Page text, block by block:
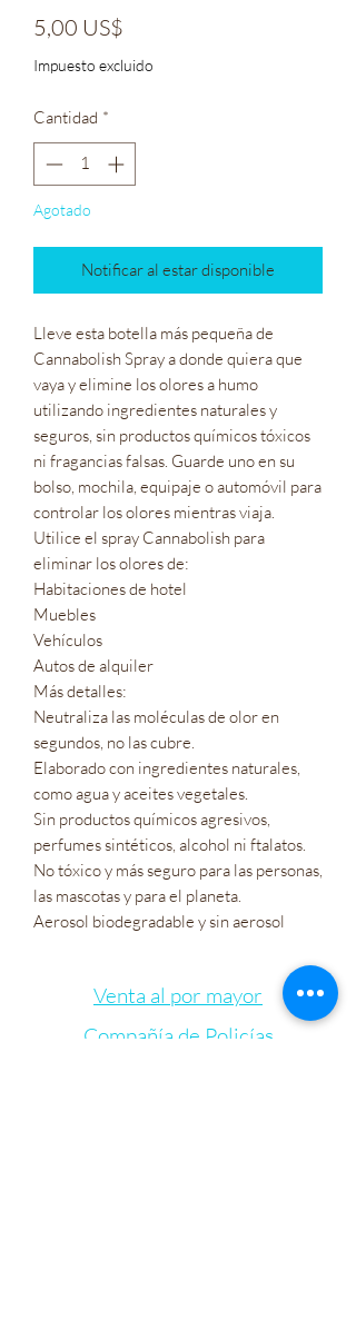
5,00 US$
Impuesto excluido
Cantidad *
Agotado
Notificar al estar disponible
Lleve esta botella más pequeña de
Cannabolish Spray a donde quiera que
vaya y elimine los olores a humo
utilizando ingredientes naturales y
seguros, sin productos químicos tóxicos
ni fragancias falsas. Guarde uno en su
bolso, mochila, equipaje o automóvil para
controlar los olores mientras viaja.
Utilice el spray Cannabolish para
eliminar los olores de:
Habitaciones de hotel
Muebles
Vehículos
Autos de alquiler
Más detalles:
Neutraliza las moléculas de olor en
segundos, no las cubre.
Elaborado con ingredientes naturales,
como agua y aceites vegetales.
Sin productos químicos agresivos,
perfumes sintéticos, alcohol ni ftalatos.
No tóxico y más seguro para las personas,
las mascotas y para el planeta.
Aerosol biodegradable y sin aerosol
Venta al por mayor
Compañía de Policías